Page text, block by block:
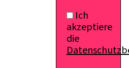
Ich
akzeptiere
die